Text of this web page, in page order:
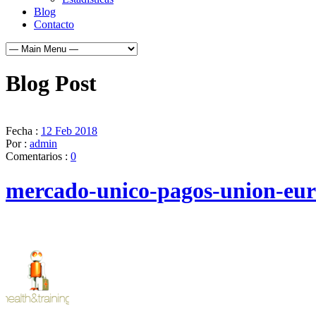
Blog
Contacto
Blog Post
Fecha : 12 Feb 2018
Por : admin
Comentarios : 0
mercado-unico-pagos-union-